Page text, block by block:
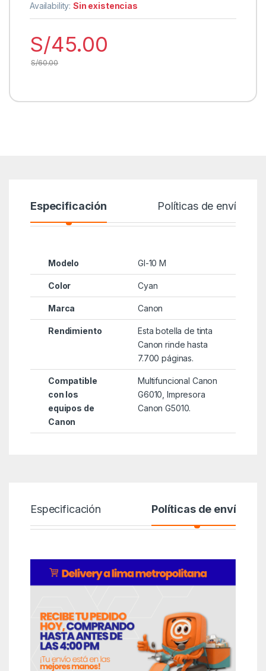
Availability:Sin existencias
S/45.00
S/60.00
Especificación Políticas de envío
Modelo GI-10 M
Color Cyan
Marca Canon
Rendimiento
Esta botella de tinta
Canon rinde hasta
7.700 páginas.
Compatible
con los
equipos de
Canon
Multifuncional Canon
G6010, Impresora
Canon G5010.
Especificación Políticas de envío